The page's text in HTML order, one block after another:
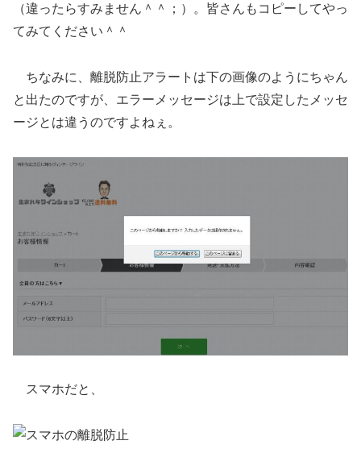
（違ったらすみません＾＾；）。皆さんもコピーしてやっ
てみてください＾＾
ちなみに、離脱防止アラートは下の画像のようにちゃん
と出たのですが、エラーメッセージは上で設定したメッセ
ージとは違うのですよねぇ。
スマホだと、